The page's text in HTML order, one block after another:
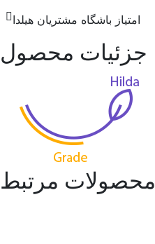
امتیاز باشگاه مشتریان هیلدا
جزئیات محصول
محصولات مرتبط